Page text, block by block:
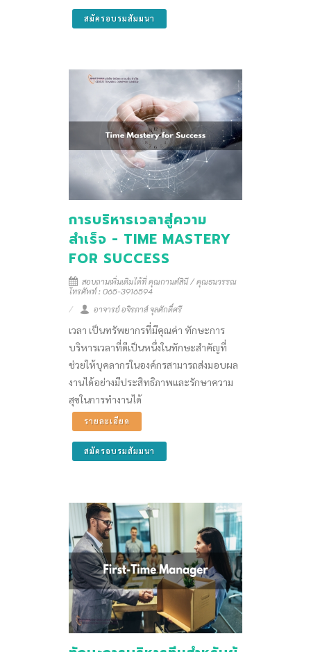
สมัครอบรมสัมมนา
การบริหารเวลาสู่ความ
สำเร็จ - TIME MASTERY
FOR SUCCESS
สอบถามเพิ่มเติมได้ที่ คุณกานต์สินี / คุณธนวรรณ
โทรศัพท์ : 065-3916594
อาจารย์ อจิรภาส์ จุลศักดิ์ศรี
เวลา เป็นทรัพยากรที่มีคุณค่า ทักษะการ
บริหารเวลาที่ดีเป็นหนึ่งในทักษะสำคัญที่
ช่วยให้บุคลากรในองค์กรสามารถส่งมอบผล
งานได้อย่างมีประสิทธิภาพและรักษาความ
สุขในการทำงานได้
รายละเอียด
สมัครอบรมสัมมนา